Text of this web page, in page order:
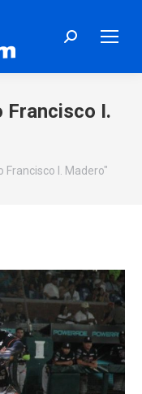
Search:
Francisco I.
Francisco I. Madero"